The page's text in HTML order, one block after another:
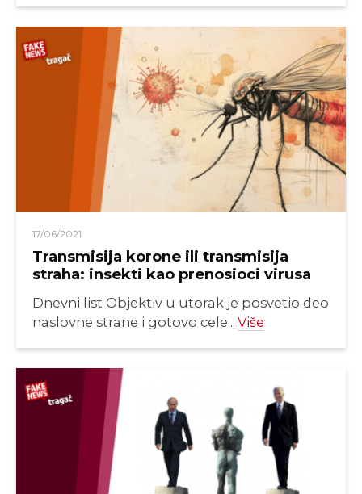
17/06/2021
Transmisija korone ili transmisija
straha: insekti kao prenosioci virusa
Dnevni list Objektiv u utorak je posvetio deo
naslovne strane i gotovo cele... Više